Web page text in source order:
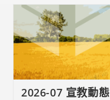
2026-07 宣教動態